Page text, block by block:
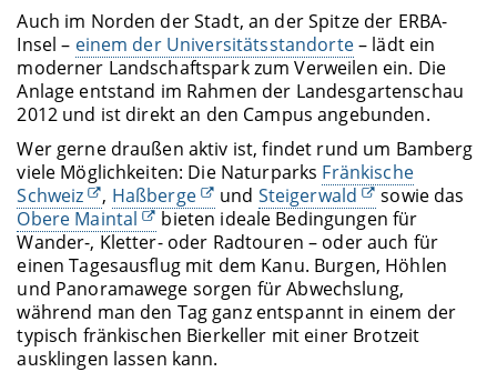
Auch im Norden der Stadt, an der Spitze der ERBA-
Insel – einem der Universitätsstandorte– lädt ein
moderner Landschaftspark zum Verweilen ein. Die
Anlage entstand im Rahmen der Landesgartenschau
2012 und ist direkt an den Campus angebunden.
Wer gerne draußen aktiv ist, findet rund um Bamberg
viele Möglichkeiten: Die Naturparks Fränkische
Schweiz
, Haßberge und Steigerwald
sowie das
Obere Maintal
bieten ideale Bedingungen für
Wander-, Kletter- oder Radtouren – oder auch für
einen Tagesausflug mit dem Kanu. Burgen, Höhlen
und Panoramawege sorgen für Abwechslung,
während man den Tag ganz entspannt in einem der
typisch fränkischen Bierkeller mit einer Brotzeit
ausklingen lassen kann.